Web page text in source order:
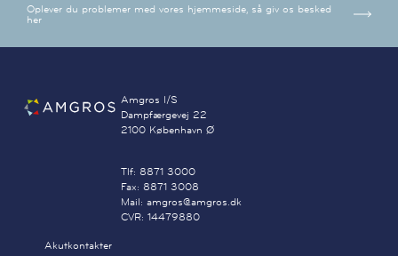
Oplever du problemer med vores hjemmeside, så giv os besked
her
Amgros I/S
Dampfærgevej 22
2100 København Ø
Tlf: 8871 3000
Fax: 8871 3008
Mail: amgros@amgros.dk
CVR: 14479880
Akutkontakter